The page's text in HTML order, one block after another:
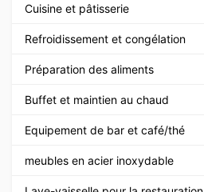
Cuisine et pâtisserie
Refroidissement et congélation
Préparation des aliments
Buffet et maintien au chaud
Equipement de bar et café/thé
meubles en acier inoxydable